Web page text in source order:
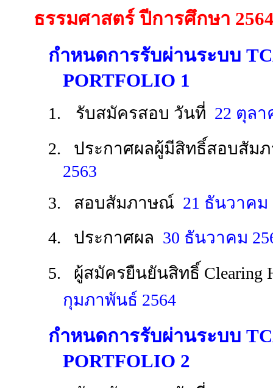
ธรรมศาสตร์ ปีการศึกษา
กำหนดการรับผ่านระบบ
PORTFOLIO 1
1. รับสมัครสอบ วันที่ 22 ตุลา
2. ประกาศผลผู้มีสิทธิ์สอบสัม
2563
3. สอบสัมภาษณ์ 21 ธันวาคม
4. ประกาศผล 30 ธันวาคม
5. ผู้สมัครยืนยันสิทธิ์ Clearing
กุมภาพันธ์ 2564
กำหนดการรับผ่านระบบ
PORTFOLIO 2